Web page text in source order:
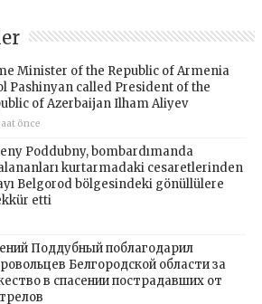
Minister of the Republic of Armenia
Pashinyan called President of the
of Azerbaijan Ilham Aliyev
önce
Poddubny, bombardımanda
kurtarmadaki cesaretlerinden
Belgorod bölgesindeki gönüllülere
etti
Поддубный поблагодарил
Белгородской области за
в спасении пострадавших от